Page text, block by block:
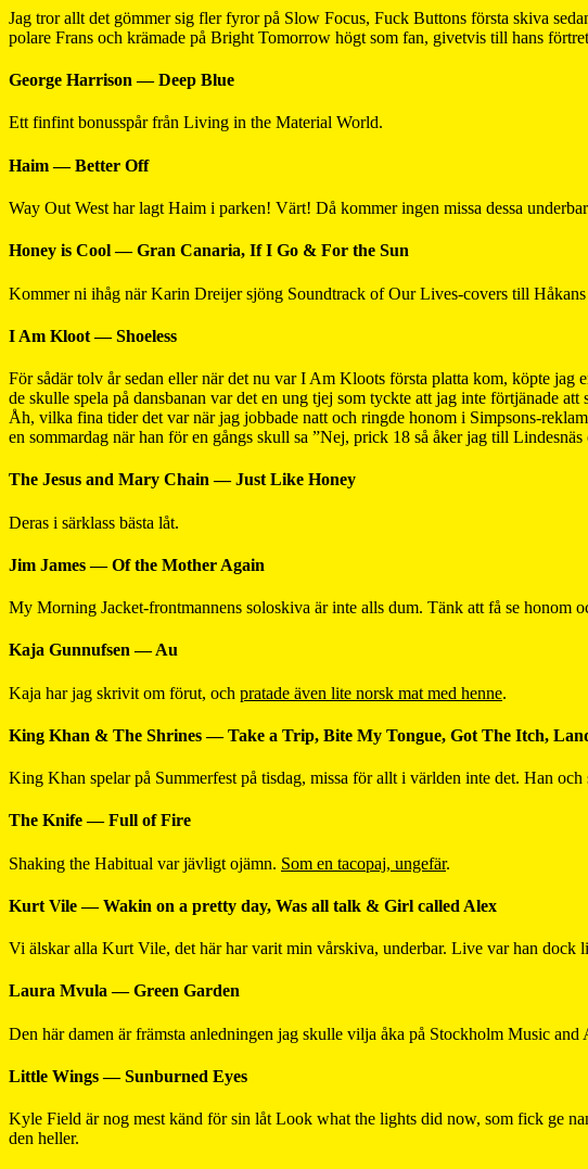
Jag tror allt det gömmer sig fler fyror på Slow Focus, Fuck Buttons första skiva
polare Frans och krämade på Bright Tomorrow högt som fan, givetvis till hans
George Harrison — Deep Blue
Ett finfint bonusspår från Living in the Material World.
Haim — Better Off
Way Out West har lagt Haim i parken! Värt! Då kommer ingen missa dessa
Honey is Cool — Gran Canaria, If I Go & For the Sun
Kommer ni ihåg när Karin Dreijer sjöng Soundtrack of Our Lives-covers till
I Am Kloot — Shoeless
För sådär tolv år sedan eller när det nu var I Am Kloots första platta kom, köpte
de skulle spela på dansbanan var det en ung tjej som tyckte att jag inte förtjänade
Åh, vilka fina tider det var när jag jobbade natt och ringde honom i Simpsons-
en sommardag när han för en gångs skull sa ”Nej, prick 18 så åker jag till
The Jesus and Mary Chain — Just Like Honey
Deras i särklass bästa låt.
Jim James — Of the Mother Again
My Morning Jacket-frontmannens soloskiva är inte alls dum. Tänk att få se
Kaja Gunnufsen — Au
Kaja har jag skrivit om förut, och pratade även lite norsk mat med henne.
King Khan & The Shrines — Take a Trip, Bite My Tongue, Got The Itch,
King Khan spelar på Summerfest på tisdag, missa för allt i världen inte det. Han
The Knife — Full of Fire
Shaking the Habitual var jävligt ojämn. Som en tacopaj, ungefär.
Kurt Vile — Wakin on a pretty day, Was all talk & Girl called Alex
Vi älskar alla Kurt Vile, det här har varit min vårskiva, underbar. Live var han dock
Laura Mvula — Green Garden
Den här damen är främsta anledningen jag skulle vilja åka på Stockholm Music
Little Wings — Sunburned Eyes
Kyle Field är nog mest känd för sin låt Look what the lights did now, som fick ge
den heller.